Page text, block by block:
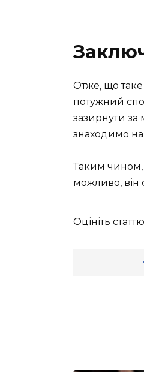
Отже, що таке
потужний
зазирнути за
знаходимо
Таким чином,
можливо, він
Оцініть статтю